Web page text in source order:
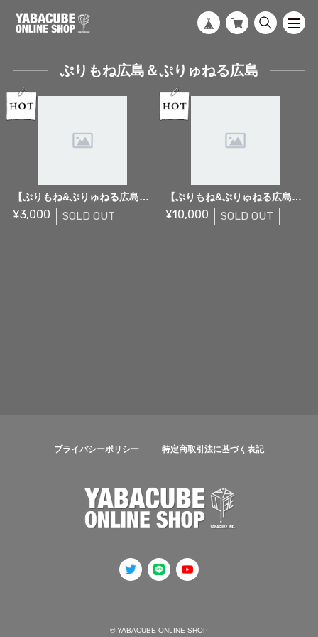
ぷりもね広島＆ぷりゅねる広島
【ぷりもね&ぷりゅねる広島】推しメイドクリスマスチェキ2025
¥3,000 SOLD OUT
【ぷりもね&ぷりゅねる広島本店】推しメイドクリスマスプレゼント2025
¥10,000 SOLD OUT
プライバシーポリシー 特定商取引法に基づく表記
© YABACUBE ONLINE SHOP